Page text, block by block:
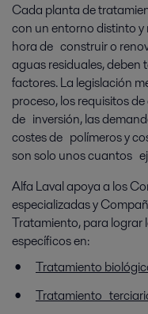
Cada planta de
con un entorno distinto y
hora de construir o
aguas residuales,
factores. La legislación
proceso, los requisitos
de inversión, las
costes de polímeros y
son solo unos cuantos
Alfa Laval apoya a los
especializadas y
Tratamiento, para lograr
específicos en:
Tratamiento
Tratamiento